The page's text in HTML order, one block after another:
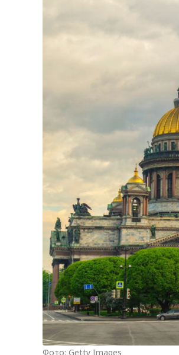
Фото: Getty Images